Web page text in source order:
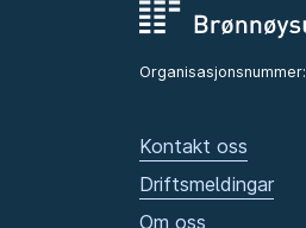
Organisasjonsnummer:
Kontakt oss
Driftsmeldingar
Om oss